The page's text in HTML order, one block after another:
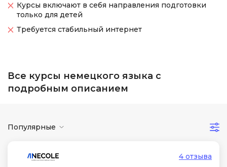
Курсы включают в себя направления подготовки
только для детей
Требуется стабильный интернет
Все курсы немецкого языка с
подробным описанием
Популярные
4 отзыва